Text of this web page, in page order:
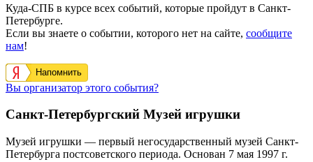
Куда-СПБ в курсе всех событий, которые пройдут в Санкт-
Петербурге.
Если вы знаете о событии, которого нет на сайте, сообщите
нам!
Напомнить
Вы организатор этого события?
Санкт-Петербургский Музей игрушки
Музей игрушки — первый негосударственный музей Санкт-
Петербурга постсоветского периода. Основан 7 мая 1997 г.